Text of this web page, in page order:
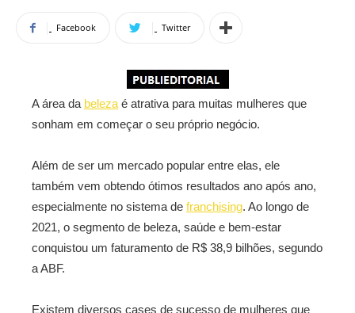
Facebook Twitter
A área da beleza é atrativa para muitas mulheres que
sonham em começar o seu próprio negócio.
Além de ser um mercado popular entre elas, ele
também vem obtendo ótimos resultados ano após ano,
especialmente no sistema de franchising. Ao longo de
2021, o segmento de beleza, saúde e bem-estar
conquistou um faturamento de R$ 38,9 bilhões, segundo
a ABF.
Existem diversos cases de sucesso de mulheres que